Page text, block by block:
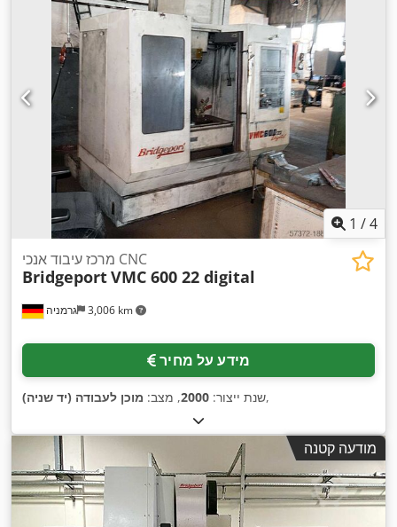
1 /4
גרמניה 3,006 km
מרכז עיבוד אנכי CNC
BridgeportVMC 600 22 digital
מידע על מחיר
שנת ייצור: 2000, מצב: מוכן לעבודה (יד שניה) ,
מודעה קטנה